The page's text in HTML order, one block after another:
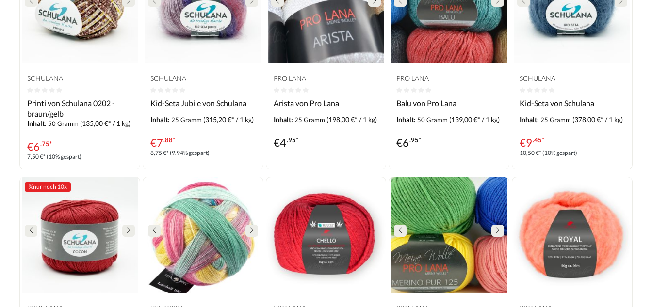
SCHULANA
Printi von Schulana 0202 -
braun/gelb
Inhalt: 50 Gramm (135,00 €* / 1 kg)
€6.75*
7,50 €*(10% gespart)
SCHULANA
Kid-Seta Jubile von Schulana
Inhalt: 25 Gramm (315,20 €* / 1 kg)
€7.88*
8,75 €*(9.94% gespart)
PRO LANA
Arista von Pro Lana
Inhalt: 25 Gramm (198,00 €* / 1 kg)
€4.95*
PRO LANA
Balu von Pro Lana
Inhalt: 50 Gramm (139,00 €* / 1 kg)
€6.95*
SCHULANA
Kid-Seta von Schulana
Inhalt: 25 Gramm (378,00 €* / 1 kg)
€9.45*
10,50 €*(10% gespart)
%nur noch 10x